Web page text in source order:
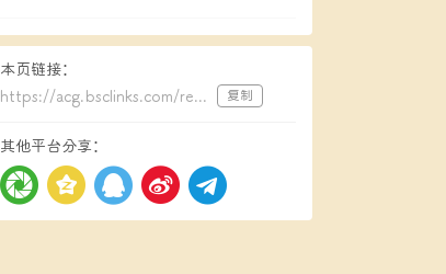
本页链接：
https://acg.bsclinks.com/read/2863.html
复制
其他平台分享：